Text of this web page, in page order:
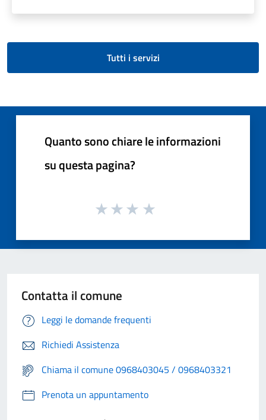
Tutti i servizi
Quanto sono chiare le informazioni
su questa pagina?
Contatta il comune
Leggi le domande frequenti
Richiedi Assistenza
Chiama il comune 0968403045 / 0968403321
Prenota un appuntamento